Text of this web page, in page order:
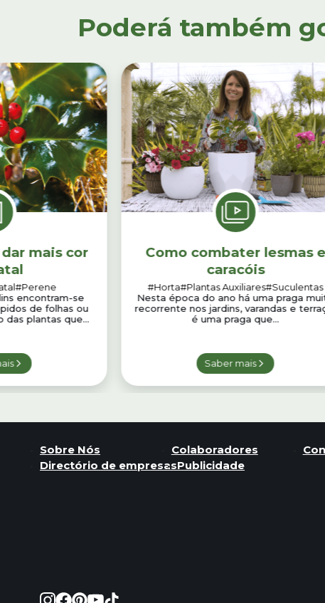
Poderá também
mais cor
#Perene
encontram-se
de folhas ou
das plantas que...
Como combater lesmas e
caracóis
#Horta#Plantas Auxiliares#Suculentas
Nesta época do ano há uma praga
recorrente nos jardins, varandas e
é uma praga que...
Saber mais
Sobre Nós Colaboradores
Directório de empresasPublicidade